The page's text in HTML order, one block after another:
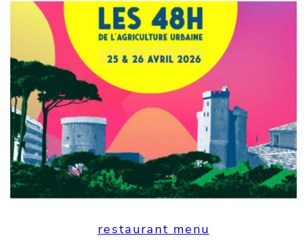
restaurant menu